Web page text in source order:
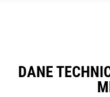
DANE